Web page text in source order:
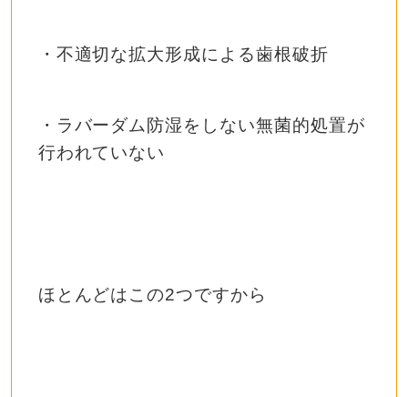
・不適切な拡大形成による歯根破折
・ラバーダム防湿をしない無菌的処置が
行われていない
ほとんどはこの2つですから